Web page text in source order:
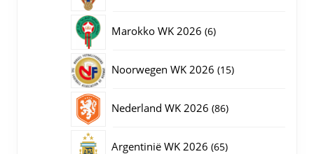
Marokko WK 2026 66
Noorwegen WK 2026 1515
Nederland WK 2026 8686
Argentinië WK 2026 6565